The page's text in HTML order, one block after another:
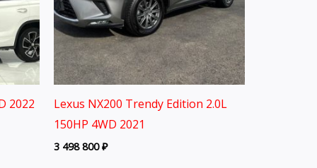
2022
Lexus NX200 Trendy Edition 2.0L
150HP 4WD 2021
3 498 800₽